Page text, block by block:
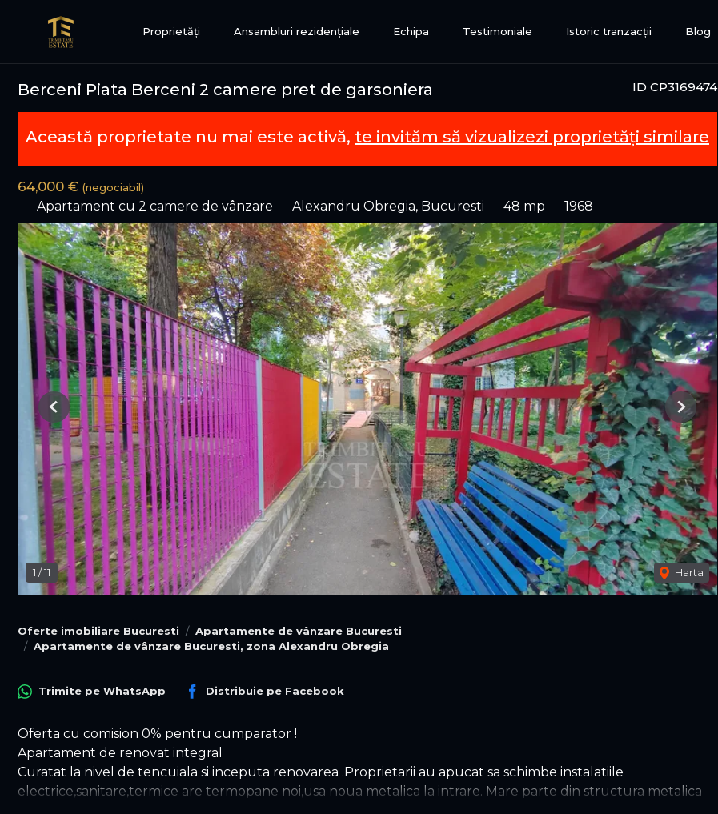
Proprietăți Ansambluri rezidențiale Echipa Testimoniale Istoric tranzacții Blog
ID CP3169474
Berceni Piata Berceni 2 camere pret de garsoniera
Această proprietate nu mai este activă, te invităm să vizualizezi proprietăți similare
64,000 € (negociabil)
Apartament cu 2 camere de vânzare Alexandru Obregia, Bucuresti 48 mp 1968
1 /11 Harta
Previous Next
Oferte imobiliare Bucuresti
Apartamente de vânzare Bucuresti
Apartamente de vânzare Bucuresti, zona Alexandru Obregia
Trimite pe WhatsApp Distribuie pe Facebook
Oferta cu comision 0% pentru cumparator !
Apartament de renovat integral
Curatat la nivel de tencuiala si inceputa renovarea .Proprietarii au apucat sa schimbe instalatiile
electrice,sanitare,termice are termopane noi,usa noua metalica la intrare. Mare parte din structura metalica